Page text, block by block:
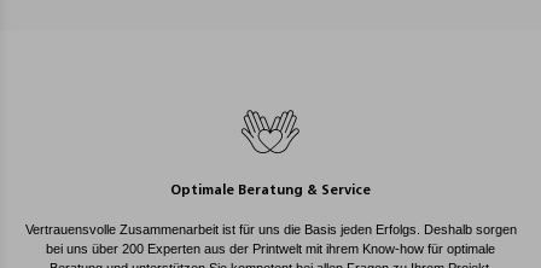
Optimale Beratung & Service
Vertrauensvolle Zusammenarbeit ist für uns die Basis jeden Erfolgs. Deshalb sorgen
bei uns über 200 Experten aus der Printwelt mit ihrem Know-how für optimale